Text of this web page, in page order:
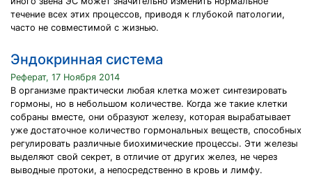
течение всех этих процессов, приводя к глубокой патологии,
часто не совместимой с жизнью.
Эндокринная система
Реферат, 17 Ноября 2014
В организме практически любая клетка может синтезировать
гормоны, но в небольшом количестве. Когда же такие клетки
собраны вместе, они образуют железу, которая вырабатывает
уже достаточное количество гормональных веществ, способных
регулировать различные биохимические процессы. Эти железы
выделяют свой секрет, в отличие от других желез, не через
выводные протоки, а непосредственно в кровь и лимфу.